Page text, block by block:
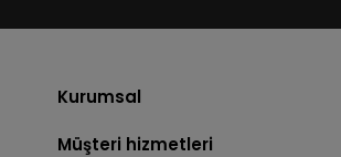
Kurumsal
Müşteri hizmetleri